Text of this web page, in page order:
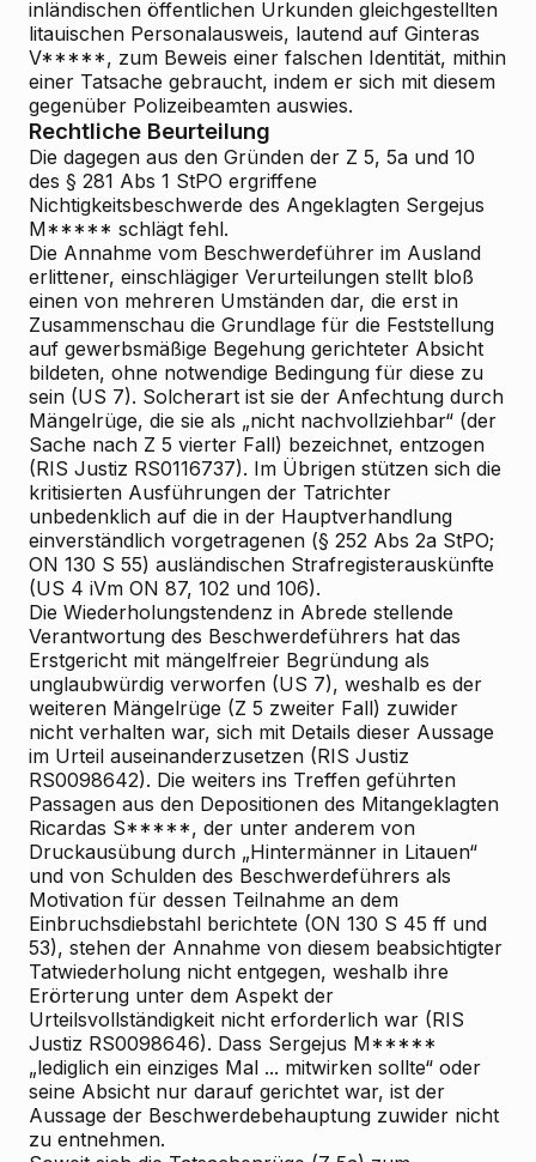
inländischen öffentlichen Urkunden gleichgestellten
litauischen Personalausweis, lautend auf Ginteras
V*****, zum Beweis einer falschen Identität, mithin
einer Tatsache gebraucht, indem er sich mit diesem
gegenüber Polizeibeamten auswies.
Rechtliche Beurteilung
Die dagegen aus den Gründen der Z 5, 5a und 10
des § 281 Abs 1 StPO ergriffene
Nichtigkeitsbeschwerde des Angeklagten Sergejus
M***** schlägt fehl.
Die Annahme vom Beschwerdeführer im Ausland
erlittener, einschlägiger Verurteilungen stellt bloß
einen von mehreren Umständen dar, die erst in
Zusammenschau die Grundlage für die Feststellung
auf gewerbsmäßige Begehung gerichteter Absicht
bildeten, ohne notwendige Bedingung für diese zu
sein (US 7). Solcherart ist sie der Anfechtung durch
Mängelrüge, die sie als „nicht nachvollziehbar“ (der
Sache nach Z 5 vierter Fall) bezeichnet, entzogen
(RIS Justiz RS0116737). Im Übrigen stützen sich die
kritisierten Ausführungen der Tatrichter
unbedenklich auf die in der Hauptverhandlung
einverständlich vorgetragenen (§ 252 Abs 2a StPO;
ON 130 S 55) ausländischen Strafregisterauskünfte
(US 4 iVm ON 87, 102 und 106).
Die Wiederholungstendenz in Abrede stellende
Verantwortung des Beschwerdeführers hat das
Erstgericht mit mängelfreier Begründung als
unglaubwürdig verworfen (US 7), weshalb es der
weiteren Mängelrüge (Z 5 zweiter Fall) zuwider
nicht verhalten war, sich mit Details dieser Aussage
im Urteil auseinanderzusetzen (RIS Justiz
RS0098642). Die weiters ins Treffen geführten
Passagen aus den Depositionen des Mitangeklagten
Ricardas S*****, der unter anderem von
Druckausübung durch „Hintermänner in Litauen“
und von Schulden des Beschwerdeführers als
Motivation für dessen Teilnahme an dem
Einbruchsdiebstahl berichtete (ON 130 S 45 ff und
53), stehen der Annahme von diesem beabsichtigter
Tatwiederholung nicht entgegen, weshalb ihre
Erörterung unter dem Aspekt der
Urteilsvollständigkeit nicht erforderlich war (RIS
Justiz RS0098646). Dass Sergejus M*****
„lediglich ein einziges Mal ... mitwirken sollte“ oder
seine Absicht nur darauf gerichtet war, ist der
Aussage der Beschwerdebehauptung zuwider nicht
zu entnehmen.